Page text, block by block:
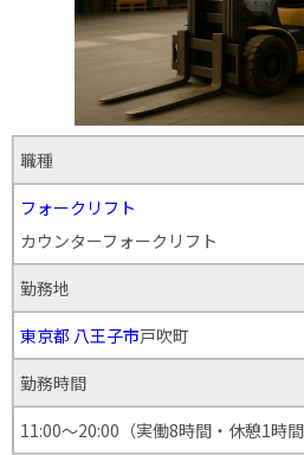
職種
フォークリフト
カウンターフォークリフト
勤務地
東京都 八王子市戸吹町
勤務時間
11:00～20:00（実働8時間・休憩1時間